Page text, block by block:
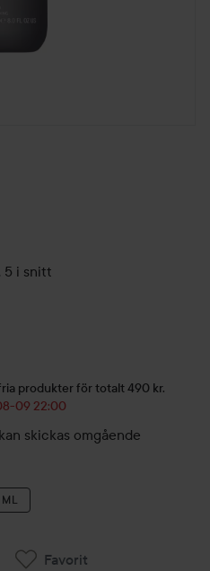
5 i snitt
produkter för totalt 490 kr.
09 22:00
skickas omgående
Favorit